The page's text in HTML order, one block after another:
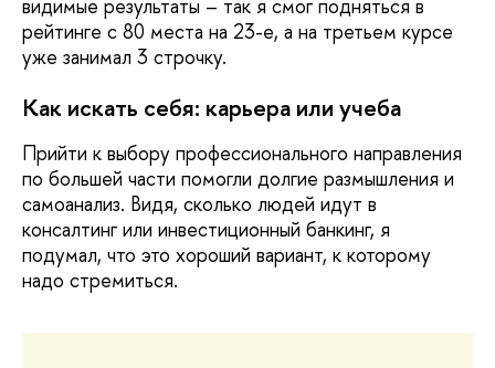
видимые результаты – так я смог подняться в
рейтинге с 80 места на 23-е, а на третьем курсе
уже занимал 3 строчку.
Как искать себя: карьера или учеба
Прийти к выбору профессионального направления
по большей части помогли долгие размышления и
самоанализ. Видя, сколько людей идут в
консалтинг или инвестиционный банкинг, я
подумал, что это хороший вариант, к которому
надо стремиться.